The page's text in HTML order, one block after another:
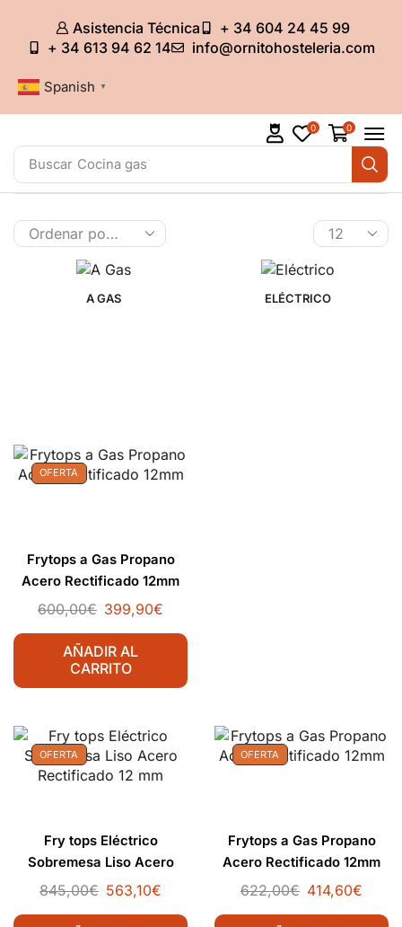
Asistencia Técnica
+ 34 604 24 45 99
+ 34 613 94 62 14
info@ornitohosteleria.com
Spanish ▼
Buscar Cocina gas
0 0
A GAS ELÉCTRICO
OFERTA
Frytops a Gas Propano
Acero Rectificado 12mm
600,00€ 399,90€
AÑADIR AL
CARRITO
OFERTA
Fry tops Eléctrico
Sobremesa Liso Acero
Rectificado 12 mm
845,00€ 563,10€
OFERTA
Frytops a Gas Propano
Acero Rectificado 12mm
622,00€ 414,60€